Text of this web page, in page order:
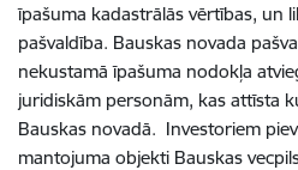
īpašuma kadastrālās vērtības, un
pašvaldība. Bauskas novada
nekustamā īpašuma nodokļa
juridiskām personām, kas attīsta
Bauskas novadā. Investoriem
mantojuma objekti Bauskas